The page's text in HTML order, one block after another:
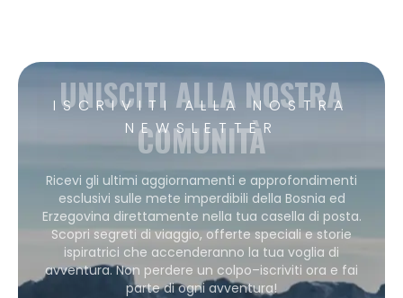
ISCRIVITI ALLA NOSTRA
NEWSLETTER
UNISCITI ALLA NOSTRA
COMUNITÀ
Ricevi gli ultimi aggiornamenti e approfondimenti
esclusivi sulle mete imperdibili della Bosnia ed
Erzegovina direttamente nella tua casella di posta.
Scopri segreti di viaggio, offerte speciali e storie
ispiratrici che accenderanno la tua voglia di
avventura. Non perdere un colpo–iscriviti ora e fai
parte di ogni avventura!